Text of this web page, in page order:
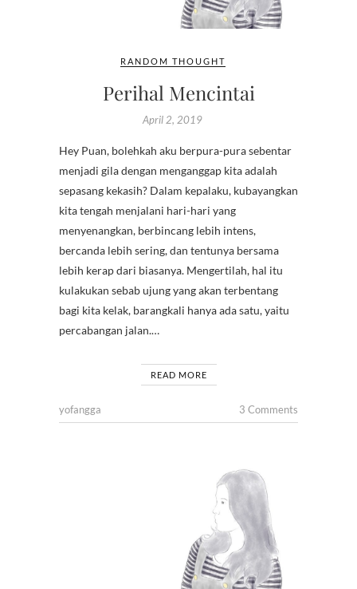
RANDOM THOUGHT
Perihal Mencintai
April 2, 2019
Hey Puan, bolehkah aku berpura-pura sebentar
menjadi gila dengan menganggap kita adalah
sepasang kekasih? Dalam kepalaku, kubayangkan
kita tengah menjalani hari-hari yang
menyenangkan, berbincang lebih intens,
bercanda lebih sering, dan tentunya bersama
lebih kerap dari biasanya. Mengertilah, hal itu
kulakukan sebab ujung yang akan terbentang
bagi kita kelak, barangkali hanya ada satu, yaitu
percabangan jalan.…
READ MORE
yofangga 3 Comments